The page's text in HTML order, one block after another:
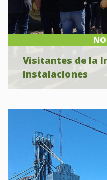
Visitantes de la
instalaciones